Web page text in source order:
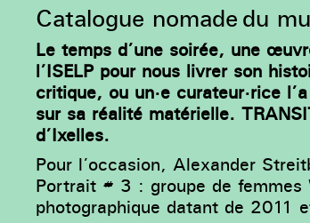
Catalogue nomade du
Le temps d’une soirée, une
l’ISELP pour nous livrer son
critique, ou un·e curateur·rice
sur sa réalité matérielle.
d’Ixelles.
Pour l’occasion, Alexander
Portrait # 3 : groupe de femmes
photographique datant de 2011